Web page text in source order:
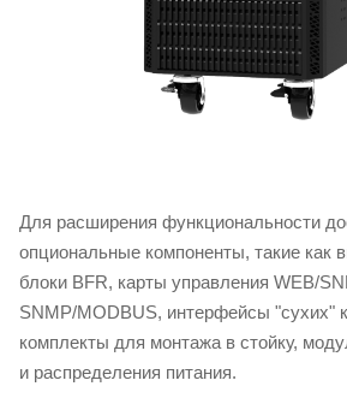
Для расширения функциональности
опциональные компоненты, такие как
блоки BFR, карты управления WEB/
SNMP/MODBUS, интерфейсы "сухих"
комплекты для монтажа в стойку,
и распределения питания.